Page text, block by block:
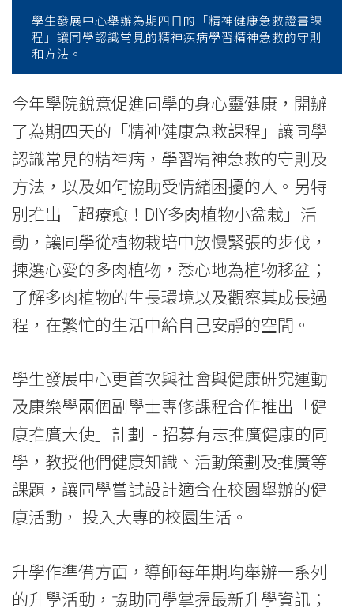
心
靈
健
康
活
動
系
列
廣
良
好
生
活
習
慣
學生發展中心舉辦為期四日的「精神健康急救證書課
程」讓同學認識常見的精神疾病學習精神急救的守則
和方法。
今年學院銳意促進同學的身心靈健康，開辦
了為期四天的「精神健康急救課程」讓同學
認識常見的精神病，學習精神急救的守則及
方法，以及如何協助受情緒困擾的人。另特
別推出「超療愈！DIY多⾁植物⼩盆栽」活
動，讓同學從植物栽培中放慢緊張的步伐，
揀選心愛的多肉植物，悉心地為植物移盆；
了解多肉植物的生長環境以及觀察其成長過
程，在繁忙的生活中給自己安靜的空間。
學生發展中心更首次與社會與健康研究運動
及康樂學兩個副學士專修課程合作推出「健
康推廣大使」計劃 - 招募有志推廣健康的同
學，教授他們健康知識、活動策劃及推廣等
課題，讓同學嘗試設計適合在校園舉辦的健
康活動， 投入大專的校園生活。
升學作準備方面，導師每年期均舉辦一系列
的升學活動，協助同學掌握最新升學資訊；